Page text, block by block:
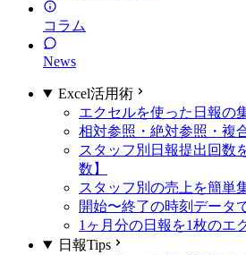
コラム
News
Excel活用術
エクセルを使った日報の
相対参照・絶対参照・複
スタッフ別日報提出回数
数】
スタッフ別の売上を簡単
開始〜終了の時刻データ
1ヶ月分の日報を1枚のエ
日報Tips